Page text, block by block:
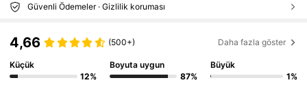
Güvenli Ödemeler · Gizlilik koruması
4,66 (500+) Daha fazla göster
Küçük
12%
Boyuta uygun
87%
Büyük
1%